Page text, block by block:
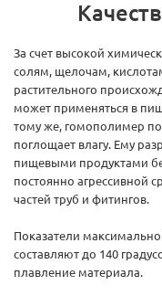
За счет высокой
солям, щелочам,
растительного
может применяться в
тому же, гомополимер
поглощает влагу. Ему
пищевыми продуктами
постоянно агрессивной
частей труб и фитингов.
Показатели
составляют до 140
плавление материала.